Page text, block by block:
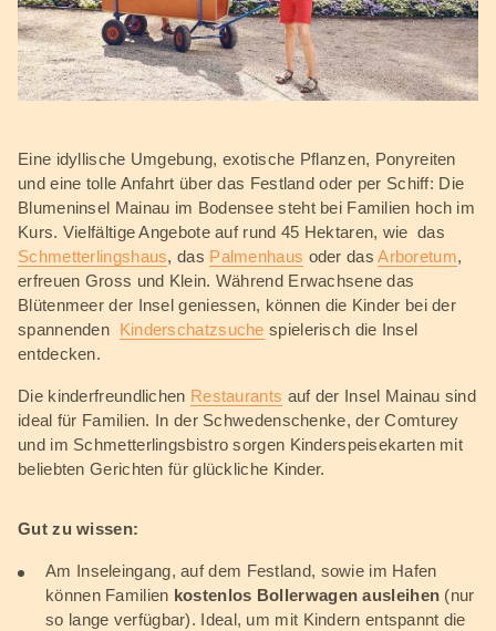
Eine idyllische Umgebung, exotische Pflanzen, Ponyreiten
und eine tolle Anfahrt über das Festland oder per Schiff: Die
Blumeninsel Mainau im Bodensee steht bei Familien hoch im
Kurs. Vielfältige Angebote auf rund 45 Hektaren, wie das
Schmetterlingshaus, das Palmenhaus oder dasArboretum,
erfreuen Gross und Klein. Während Erwachsene das
Blütenmeer der Insel geniessen, können die Kinder bei der
spannenden Kinderschatzsuche spielerisch die Insel
entdecken.
Die kinderfreundlichen Restaurants auf der Insel Mainau sind
ideal für Familien. In der Schwedenschenke, der Comturey
und im Schmetterlingsbistro sorgen Kinderspeisekarten mit
beliebten Gerichten für glückliche Kinder.
Gut zu wissen:
Am Inseleingang, auf dem Festland, sowie im Hafen
können Familien kostenlos Bollerwagen ausleihen (nur
so lange verfügbar). Ideal, um mit Kindern entspannt die